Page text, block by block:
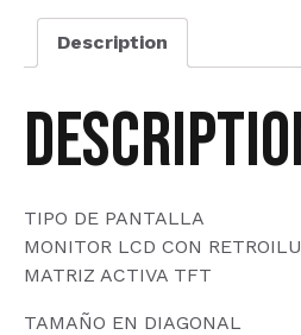
Description
TIPO DE PANTALLA
MONITOR LCD CON
MATRIZ ACTIVA TFT
TAMAÑO EN DIAGONAL